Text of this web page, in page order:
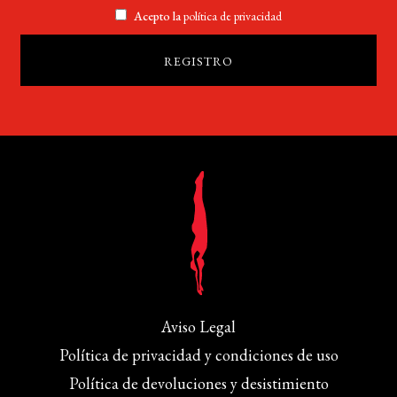
Acepto lapolítica de privacidad
Aviso Legal
Política de privacidad y condiciones de uso
Política de devoluciones y desistimiento